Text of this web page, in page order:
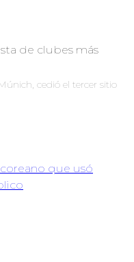
de clubes más
cedió el tercer sitio